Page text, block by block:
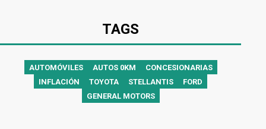
TAGS
AUTOMÓVILES AUTOS 0KM
CONCESIONARIAS
INFLACIÓN
TOYOTA STELLANTIS
FORD
GENERAL MOTORS